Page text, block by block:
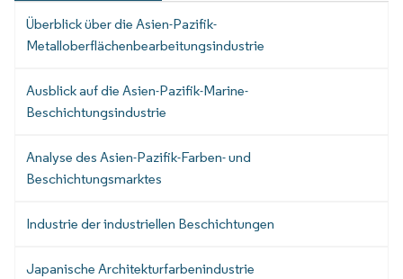
Überblick über die Asien-Pazifik-
Metalloberflächenbearbeitungsindustrie
Ausblick auf die Asien-Pazifik-Marine-
Beschichtungsindustrie
Analyse des Asien-Pazifik-Farben- und
Beschichtungsmarktes
Industrie der industriellen Beschichtungen
Japanische Architekturfarbenindustrie